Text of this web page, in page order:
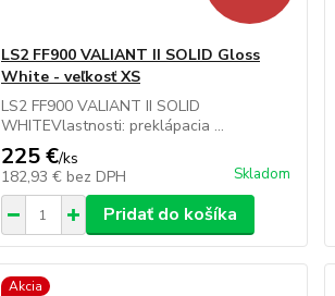
LS2 FF900 VALIANT II SOLID Gloss
White - veľkosť XS
LS2 FF900 VALIANT II SOLID
WHITEVlastnosti: preklápacia ...
225 €/ks
182,93 € bez DPH Skladom
Pridať do košíka
Akcia